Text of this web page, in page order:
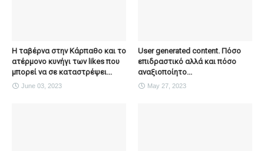
Η ταβέρνα στην Κάρπαθο και το
ατέρμονο κυνήγι των likes που
μπορεί να σε καταστρέψει...
June 03, 2023
User generated content. Πόσο
επιδραστικό αλλά και πόσο
αναξιοποίητο...
May 27, 2023